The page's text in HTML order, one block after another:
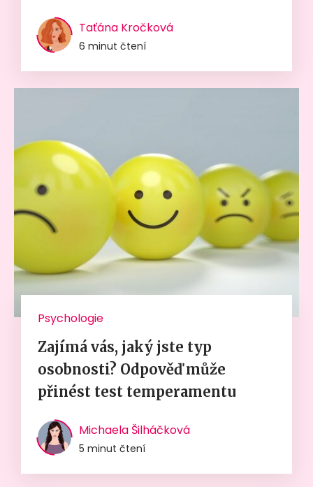
Taťána Kročková
6 minut čtení
Psychologie
Zajímá vás, jaký jste typ
osobnosti? Odpověď může
přinést test temperamentu
Michaela Šilháčková
5 minut čtení